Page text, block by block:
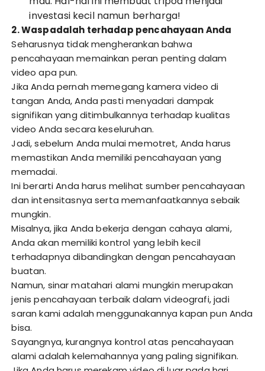
investasi kecil namun berharga!
2. Waspadalah terhadap pencahayaan Anda
Seharusnya tidak mengherankan bahwa
pencahayaan memainkan peran penting dalam
video apa pun.
Jika Anda pernah memegang kamera video di
tangan Anda, Anda pasti menyadari dampak
signifikan yang ditimbulkannya terhadap kualitas
video Anda secara keseluruhan.
Jadi, sebelum Anda mulai memotret, Anda harus
memastikan Anda memiliki pencahayaan yang
memadai.
Ini berarti Anda harus melihat sumber pencahayaan
dan intensitasnya serta memanfaatkannya sebaik
mungkin.
Misalnya, jika Anda bekerja dengan cahaya alami,
Anda akan memiliki kontrol yang lebih kecil
terhadapnya dibandingkan dengan pencahayaan
buatan.
Namun, sinar matahari alami mungkin merupakan
jenis pencahayaan terbaik dalam videografi, jadi
saran kami adalah menggunakannya kapan pun Anda
bisa.
Sayangnya, kurangnya kontrol atas pencahayaan
alami adalah kelemahannya yang paling signifikan.